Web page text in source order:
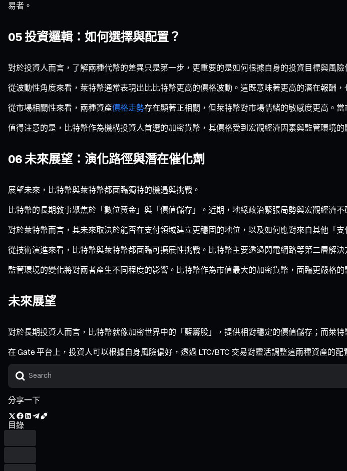
易者。
05 投資邏輯：如何選擇與配置？
對於投資人而言，了解兩種代幣的差異只是第一步，更重要的是如何根據自身的投資目標與風險
從波動性角度來看，萊特幣通常表現出比比特幣更高的價格波動。這既意味著更高的潛在報酬，
從市場相關性來看，兩種資產價格走勢存在顯著正相關，但萊特幣對市場情緒的敏感度更高。
值得注意的是，比特幣作為機構投資人首選的加密貨幣，其價格受到宏觀經濟因素與監管環境的
06 未來展望：演化路徑與潛在催化劑
展望未來，比特幣與萊特幣都面臨獨特的機遇與挑戰。
比特幣的長期敘事聚焦於「數位黃金」與「價值儲存」。近期，地緣政治緊張局勢與宏觀經濟
對於萊特幣而言，其未來取決於能否在支付領域建立更穩固的地位，以及如何應對來自其他「支
從技術演進來看，比特幣與萊特幣都面臨可擴展性挑戰。比特幣主要透過閃電網路等第二層解
監管環境的變化將對兩者產生不同程度的影響。比特幣作為市值最大的加密貨幣，面臨更嚴格
未來展望
對於長期投資人而言，比特幣就像加密世界中的「藍籌股」，提供相對穩定的價值儲存；而萊
在 Gate 平台上，投資人可以根據自身風險偏好，透過 LTC/BTC 交易對靈活調整這兩種資產的配
分享一下
目錄